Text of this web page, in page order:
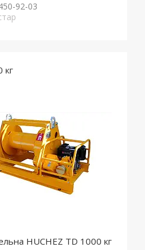
92-03
кг
HUCHEZ TD 1000 кг